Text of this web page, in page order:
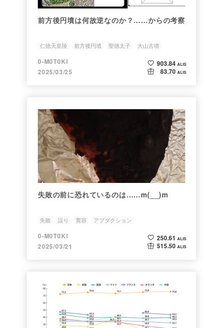
前方後円墳は何故逆なのか？……からの考察
仁徳天皇陵 前方後円墳 聖徳太子 大山古墳
0-M0T0KI
2025/03/25
903.84 ALIS
83.70 ALIS
失敗の前に恐れているのは……m(__)m
失敗 誤り 寛容 アブダクション
0-M0T0KI
2025/03/21
250.61 ALIS
515.50 ALIS